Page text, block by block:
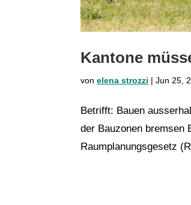
Kantone
vonelena strozzi |Jun 25,
Betrifft: Bauen
der Bauzonen bremsen
Raumplanungsgesetz